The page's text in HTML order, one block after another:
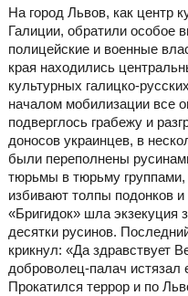
На город Львов, как центр
Галиции, обратили особое
полицейские и военные
края находились
культурных галицко-
началом мобилизации все
подверглось грабежу и
доносов украинцев, в
были переполнены
тюрьмы в тюрьму группами,
избивают толпы подонков
«Бригидок» шла экзекуция
десятки русинов.
крикнул: «Да здравствует
доброволец-палач истязал
Прокатился террор и по